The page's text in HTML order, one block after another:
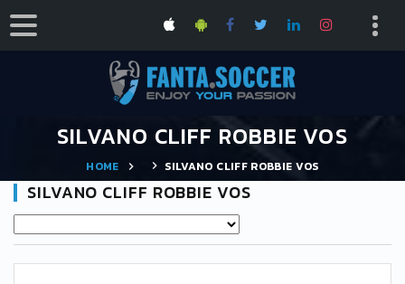
SILVANO CLIFF ROBBIE VOS
HOME SILVANO CLIFF ROBBIE VOS
SILVANO CLIFF ROBBIE VOS